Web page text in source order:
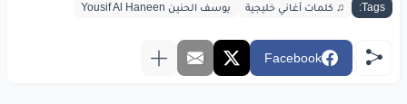
Tags: ♫ كلمات أغاني خليجية يوسف الحنين Yousif Al Haneen
Facebook